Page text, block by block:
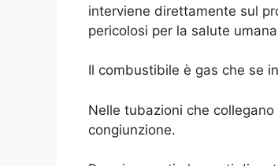
interviene direttamente sul
pericolosi per la salute
Il combustibile è gas che se
Nelle tubazioni che
congiunzione.